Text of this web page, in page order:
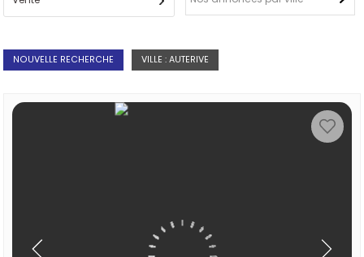
NOUVELLE RECHERCHE VILLE : AUTERIVE